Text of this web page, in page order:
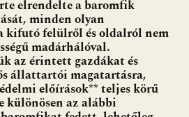
elrendelte a baromfik
minden olyan
kifutó felülről és oldalról nem
madárhálóval.
az érintett gazdákat és
állattartói magatartásra,
előírások** teljes körű
különösen az alábbi